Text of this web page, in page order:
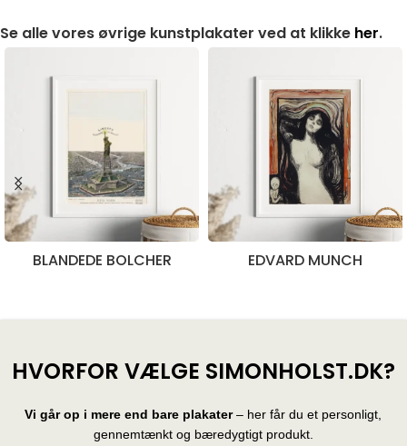
Se alle vores øvrige kunstplakater ved at klikke her.
BLANDEDE BOLCHER EDVARD MUNCH
HVORFOR VÆLGE SIMONHOLST.DK?
Vi går op i mere end bare plakater– her får du et personligt,
gennemtænkt og bæredygtigt produkt.